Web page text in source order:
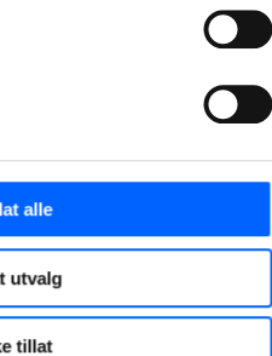
alle
utvalg
tillat
rammeavtale med
NCCs datterselskap Haandverkerne har nylig signert en fireårig rammeavtale for bygningsmessige håndverkertjenester med Omsorgsbygg Oslo KF.
Konsulentselskapet NIRAS har inngått leieavtale og flytter inn i 12. etasje i Valle View i Oslo nærmere sommeren i år.